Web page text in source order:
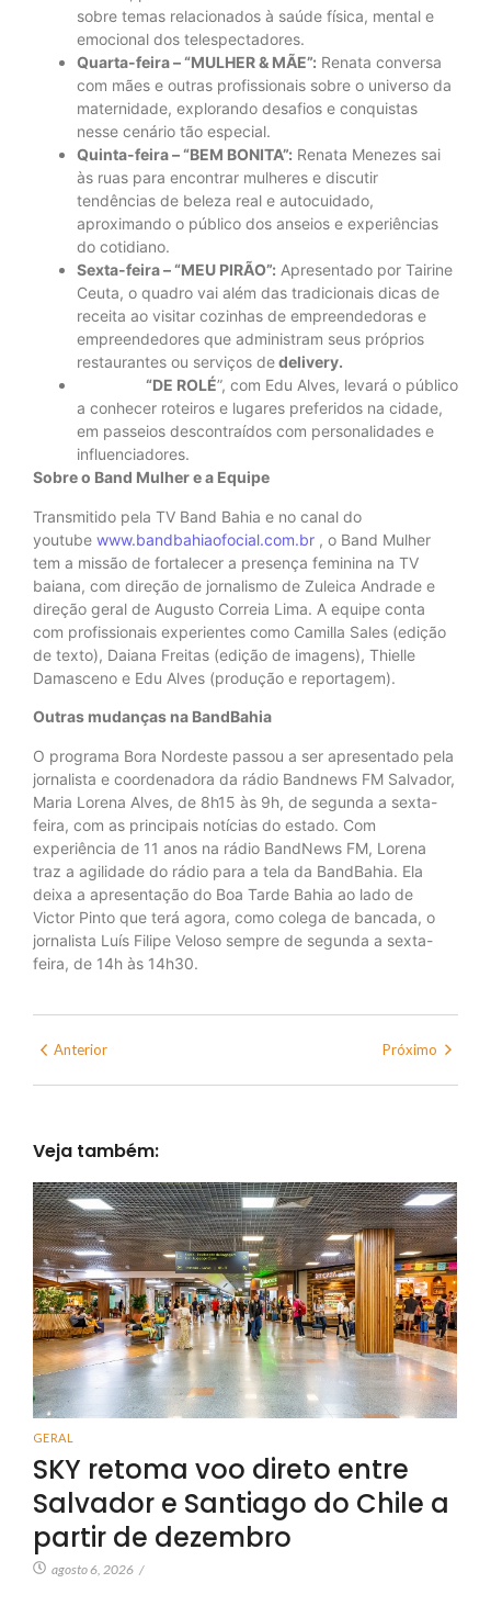
sobre temas relacionados à saúde física, mental e
emocional dos telespectadores.
Quarta-feira – “MULHER & MÃE”: Renata conversa
com mães e outras profissionais sobre o universo da
maternidade, explorando desafios e conquistas
nesse cenário tão especial.
Quinta-feira – “BEM BONITA”: Renata Menezes sai
às ruas para encontrar mulheres e discutir
tendências de beleza real e autocuidado,
aproximando o público dos anseios e experiências
do cotidiano.
Sexta-feira – “MEU PIRÃO”: Apresentado por Tairine
Ceuta, o quadro vai além das tradicionais dicas de
receita ao visitar cozinhas de empreendedoras e
empreendedores que administram seus próprios
restaurantes ou serviços dedelivery.
“DE ROLÉ”, com Edu Alves, levará o público
a conhecer roteiros e lugares preferidos na cidade,
em passeios descontraídos com personalidades e
influenciadores.
Sobre o Band Mulher e a Equipe
Transmitido pela TV Band Bahia e no canal do
youtube www.bandbahiaofocial.com.br , o Band Mulher
tem a missão de fortalecer a presença feminina na TV
baiana, com direção de jornalismo de Zuleica Andrade e
direção geral de Augusto Correia Lima. A equipe conta
com profissionais experientes como Camilla Sales (edição
de texto), Daiana Freitas (edição de imagens), Thielle
Damasceno e Edu Alves (produção e reportagem).
Outras mudanças na BandBahia
O programa Bora Nordeste passou a ser apresentado pela
jornalista e coordenadora da rádio Bandnews FM Salvador,
Maria Lorena Alves, de 8h15 às 9h, de segunda a sexta-
feira, com as principais notícias do estado. Com
experiência de 11 anos na rádio BandNews FM, Lorena
traz a agilidade do rádio para a tela da BandBahia. Ela
deixa a apresentação do Boa Tarde Bahia ao lado de
Victor Pinto que terá agora, como colega de bancada, o
jornalista Luís Filipe Veloso sempre de segunda a sexta-
feira, de 14h às 14h30.
Anterior Próximo
Veja também:
GERAL
SKY retoma voo direto entre
Salvador e Santiago do Chile a
partir de dezembro
agosto 6, 2026 /